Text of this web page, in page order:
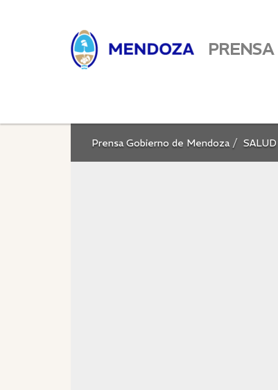
Prensa Gobierno de Mendoza